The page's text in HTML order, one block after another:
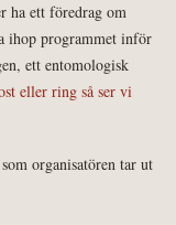
ha ett föredrag om
ihop programmet inför
ett entomologisk
eller ring så ser vi
som organisatören tar ut